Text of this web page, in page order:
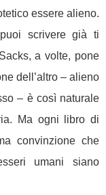
essere alieno.
scrivere già ti
a volte, pone
dell’altro – alieno
– è così naturale
Ma ogni libro di
convinzione che
umani siano